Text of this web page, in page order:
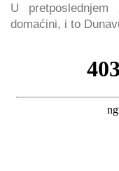
U
domaćini, i to